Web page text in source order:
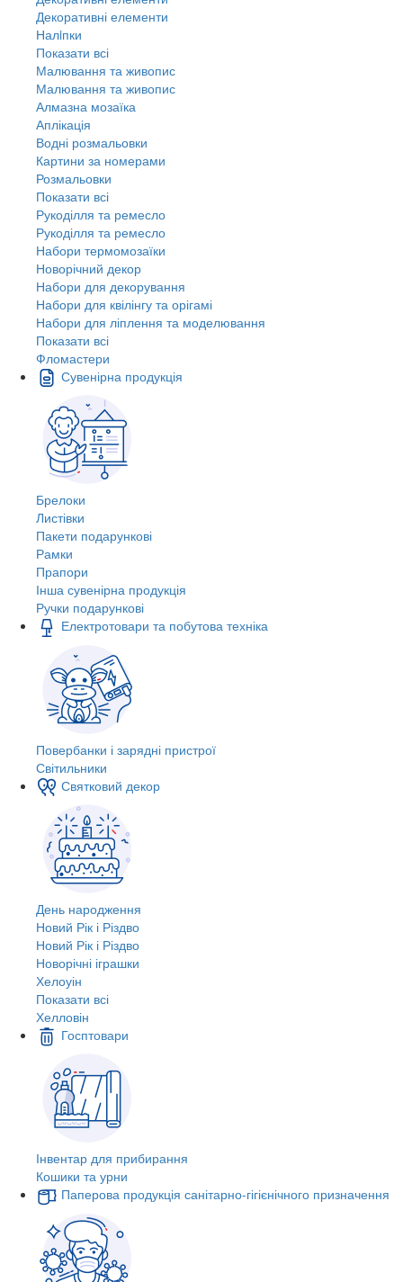
Декоративні елементи
Налiпки
Показати всі
Малювання та живопис
Малювання та живопис
Алмазна мозаїка
Аплікація
Водні розмальовки
Картини за номерами
Розмальовки
Показати всі
Рукоділля та ремесло
Рукоділля та ремесло
Набори термомозаїки
Новорічний декор
Набори для декорування
Набори для квілінгу та орігамі
Набори для ліплення та моделювання
Показати всі
Фломастери
Сувенірна продукція
Брелоки
Листівки
Пакети подарункові
Рамки
Прапори
Інша сувенірна продукція
Ручки подарункові
Електротовари та побутова техніка
Повербанки і зарядні пристрої
Світильники
Святковий декор
День народження
Новий Рік і Різдво
Новий Рік і Різдво
Новорічні іграшки
Хелоуін
Показати всі
Хелловін
Госптовари
Інвентар для прибирання
Кошики та урни
Паперова продукція санітарно-гігієнічного призначення